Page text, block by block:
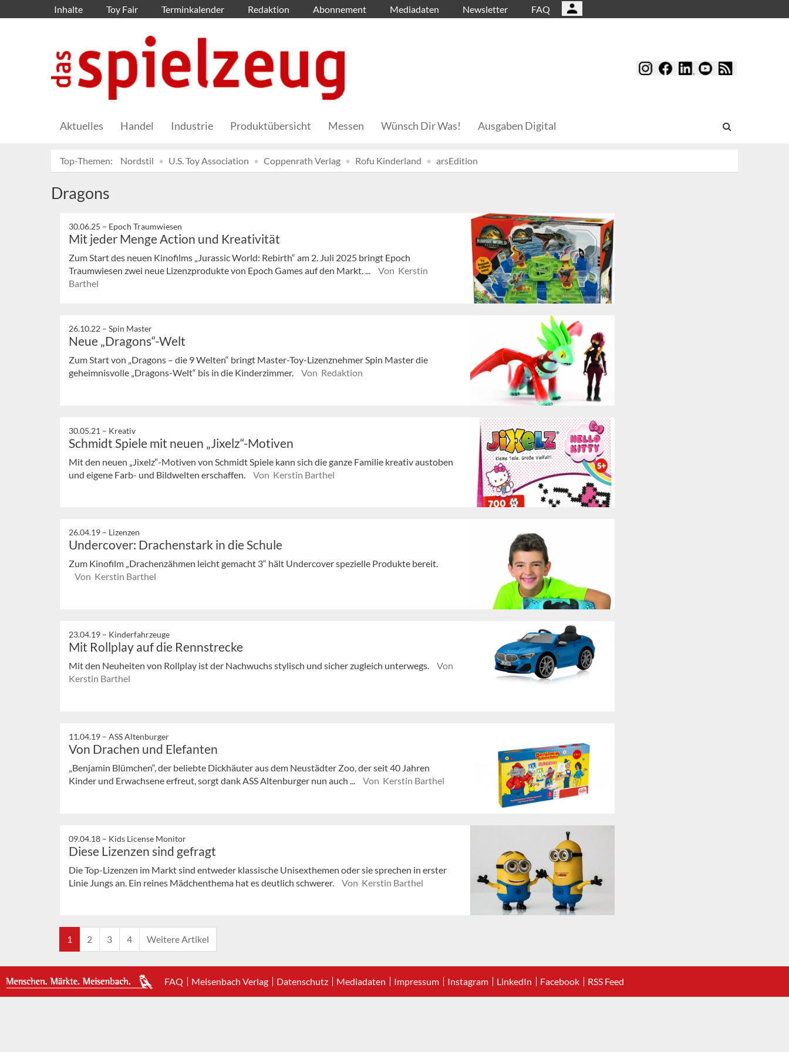
Inhalte Toy Fair Terminkalender Redaktion Abonnement Mediadaten Newsletter FAQ
Aktuelles Handel Industrie Produktübersicht Messen Wünsch Dir Was! Ausgaben Digital
Top-Themen: Nordstil U.S. Toy Association Coppenrath Verlag Rofu Kinderland arsEdition
Dragons
30.06.25 – Epoch Traumwiesen
Mit jeder Menge Action und Kreativität
Zum Start des neuen Kinofilms „Jurassic World: Rebirth“ am 2. Juli 2025 bringt Epoch
Traumwiesen zwei neue Lizenzprodukte von Epoch Games auf den Markt. ...
Von Kerstin
Barthel
26.10.22 – Spin Master
Neue „Dragons“-Welt
Zum Start von „Dragons – die 9 Welten“ bringt Master-Toy-Lizenznehmer Spin Master die
geheimnisvolle „Dragons-Welt“ bis in die Kinderzimmer.
Von Redaktion
30.05.21 – Kreativ
Schmidt Spiele mit neuen „Jixelz“-Motiven
Mit den neuen „Jixelz“-Motiven von Schmidt Spiele kann sich die ganze Familie kreativ austoben
und eigene Farb- und Bildwelten erschaffen.
Von Kerstin Barthel
26.04.19 – Lizenzen
Undercover: Drachenstark in die Schule
Zum Kinofilm „Drachenzähmen leicht gemacht 3“ hält Undercover spezielle Produkte bereit.
Von Kerstin Barthel
23.04.19 – Kinderfahrzeuge
Mit Rollplay auf die Rennstrecke
Mit den Neuheiten von Rollplay ist der Nachwuchs stylisch und sicher zugleich unterwegs.
Von
Kerstin Barthel
11.04.19 – ASS Altenburger
Von Drachen und Elefanten
„Benjamin Blümchen“, der beliebte Dickhäuter aus dem Neustädter Zoo, der seit 40 Jahren
Kinder und Erwachsene erfreut, sorgt dank ASS Altenburger nun auch ...
Von Kerstin Barthel
09.04.18 – Kids License Monitor
Diese Lizenzen sind gefragt
Die Top-Lizenzen im Markt sind entweder klassische Unisexthemen oder sie sprechen in erster
Linie Jungs an. Ein reines Mädchenthema hat es deutlich schwerer.
Von Kerstin Barthel
1 2 3 4 Weitere Artikel
FAQ Meisenbach Verlag Datenschutz Mediadaten Impressum Instagram LinkedIn Facebook RSS Feed